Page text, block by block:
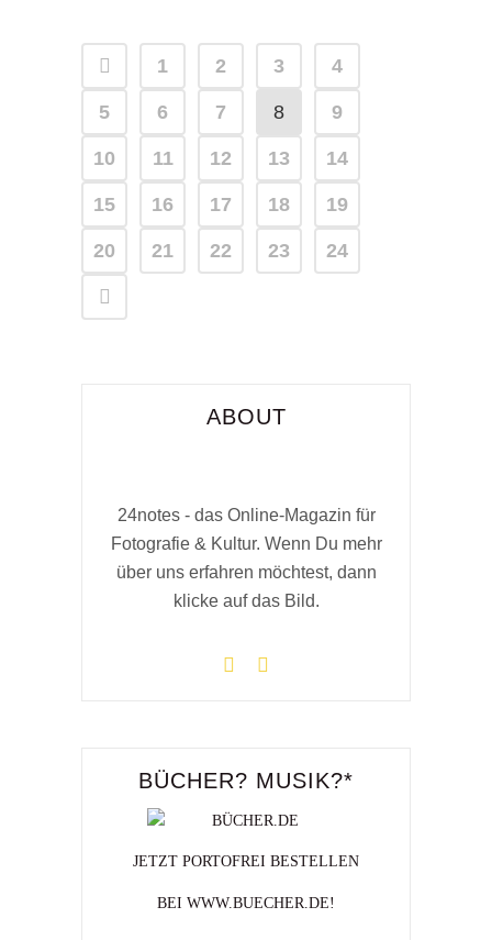
1 2 3 4
5 6 7 8 9
10 11 12 13 14
15 16 17 18 19
20 21 22 23 24
ABOUT
24notes - das Online-Magazin für
Fotografie & Kultur. Wenn Du mehr
über uns erfahren möchtest, dann
klicke auf das Bild.
BÜCHER? MUSIK?*
JETZT PORTOFREI BESTELLEN
BEI WWW.BUECHER.DE!